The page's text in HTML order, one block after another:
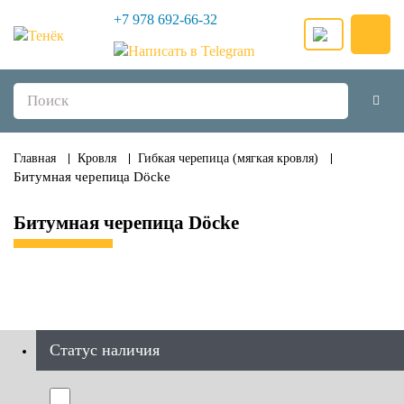
+7 978 692-66-32
Главная Кровля Гибкая черепица (мягкая кровля)
Битумная черепица Döcke
Битумная черепица Döcke
Статус наличия